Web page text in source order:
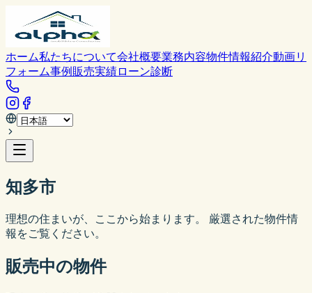
ホーム私たちについて会社概要業務内容物件情報紹介動画リ
フォーム事例 販売実績ローン診断
知多市
理想の住まいが、ここから始まります。 厳選された物件情
報をご覧ください。
販売中の物件